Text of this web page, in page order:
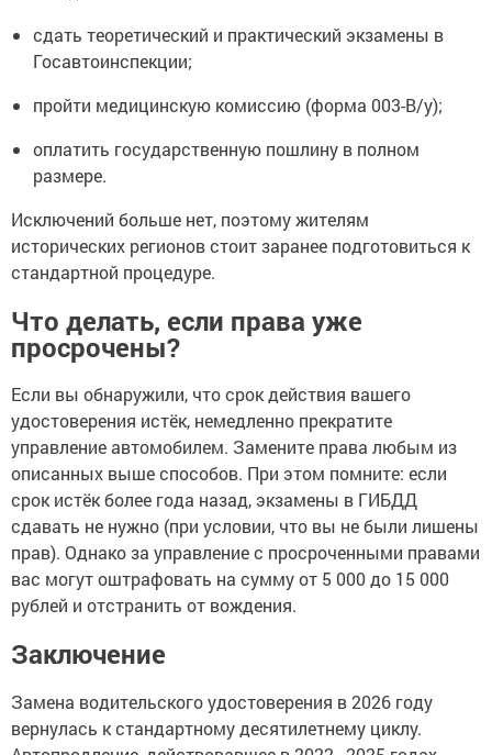
сдать теоретический и практический экзамены в
Госавтоинспекции;
пройти медицинскую комиссию (форма 003-В/у);
оплатить государственную пошлину в полном
размере.
Исключений больше нет, поэтому жителям
исторических регионов стоит заранее подготовиться к
стандартной процедуре.
Что делать, если права уже
просрочены?
Если вы обнаружили, что срок действия вашего
удостоверения истёк, немедленно прекратите
управление автомобилем. Замените права любым из
описанных выше способов. При этом помните: если
срок истёк более года назад, экзамены в ГИБДД
сдавать не нужно (при условии, что вы не были лишены
прав). Однако за управление с просроченными правами
вас могут оштрафовать на сумму от 5 000 до 15 000
рублей и отстранить от вождения.
Заключение
Замена водительского удостоверения в 2026 году
вернулась к стандартному десятилетнему циклу.